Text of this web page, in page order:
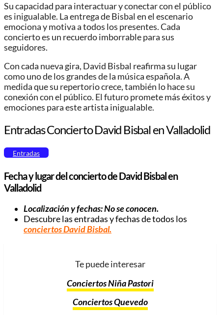
Su capacidad para interactuar y conectar con el público
es inigualable. La entrega de Bisbal en el escenario
emociona y motiva a todos los presentes. Cada
concierto es un recuerdo imborrable para sus
seguidores.
Con cada nueva gira, David Bisbal reafirma su lugar
como uno de los grandes de la música española. A
medida que su repertorio crece, también lo hace su
conexión con el público. El futuro promete más éxitos y
emociones para este artista inigualable.
Entradas Concierto David Bisbal en Valladolid
Entradas
Fecha y lugar del concierto de David Bisbal en
Valladolid
Localización y fechas: No se conocen.
Descubre las entradas y fechas de todos los
conciertos David Bisbal.
Te puede interesar
Conciertos Niña Pastori
Conciertos Quevedo